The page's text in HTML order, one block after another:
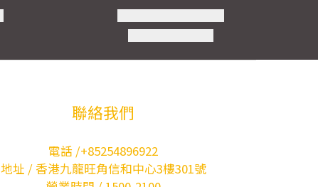
聯絡我們
電話 /+85254896922
地址 / 香港九龍旺角信和中心3樓301號